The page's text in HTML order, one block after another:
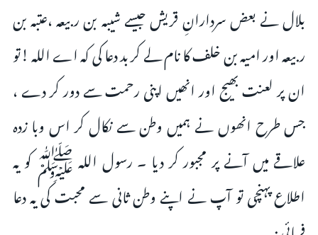
بلال نے بعض سردارانِ قریش جیسے شیبہ بن ربیعہ ،عتبہ بن
ربیعہ اور امیہ بن خلف کا نام لے کر بد دعا کی کہ اے اللہ !تو
ان پر لعنت بھیج اور انھیں اپنی رحمت سے دور کر دے ،
جس طرح انھوں نے ہمیں وطن سے نکال کر اس وبا زدہ
علاقے میں آنے پر مجبور کر دیا ۔ رسول اللہ ﷺ کو یہ
اطلاع پہنچی تو آپ نے اپنے وطن ثانی سے محبت کی یہ دعا